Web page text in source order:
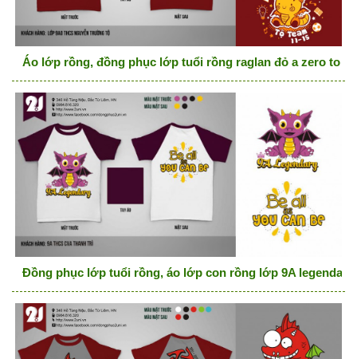
Áo lớp rồng, đồng phục lớp tuổi rồng raglan đỏ a zero to
Đồng phục lớp tuổi rồng, áo lớp con rồng lớp 9A legendary